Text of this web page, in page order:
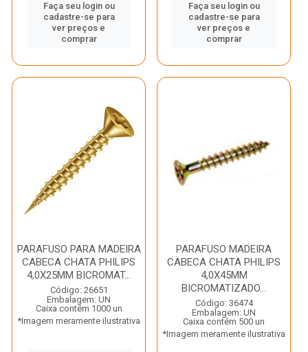
Faça seu login ou
cadastre-se para
ver preços e
comprar
Faça seu login ou
cadastre-se para
ver preços e
comprar
PARAFUSO PARA MADEIRA
CABECA CHATA PHILIPS
4,0X25MM BICROMAT...
Código: 26651
Embalagem: UN
Caixa contém 1000 un
*Imagem meramente ilustrativa
PARAFUSO MADEIRA
CABECA CHATA PHILIPS
4,0X45MM
BICROMATIZADO...
Código: 36474
Embalagem: UN
Caixa contém 500 un
*Imagem meramente ilustrativa